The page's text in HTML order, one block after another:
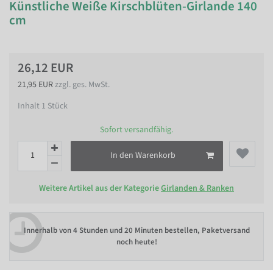
Künstliche Weiße Kirschblüten-Girlande 140
cm
26,12 EUR
21,95 EURzzgl. ges. MwSt.
Inhalt 1 Stück
Sofort versandfähig.
In den Warenkorb
Weitere Artikel aus der KategorieGirlanden & Ranken
Innerhalb von4 Stunden und 20 Minuten bestellen, Paketversand
noch heute!